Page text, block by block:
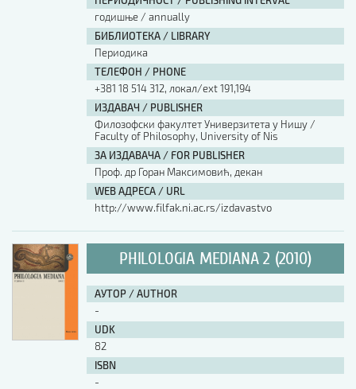
годишње / annually
БИБЛИОТЕКА / LIBRARY
Периодика
ТЕЛЕФОН / PHONE
+381 18 514 312, локал/ext 191,194
ИЗДАВАЧ / PUBLISHER
Филозофски факултет Универзитета у Нишу /
Faculty of Philosophy, University of Nis
ЗА ИЗДАВАЧА / FOR PUBLISHER
Проф. др Горан Максимовић, декан
WEB АДРЕСА / URL
http://www.filfak.ni.ac.rs/izdavastvo
PHILOLOGIA MEDIANA 2 (2010)
АУТОР / AUTHOR
-
UDK
82
ISBN
-